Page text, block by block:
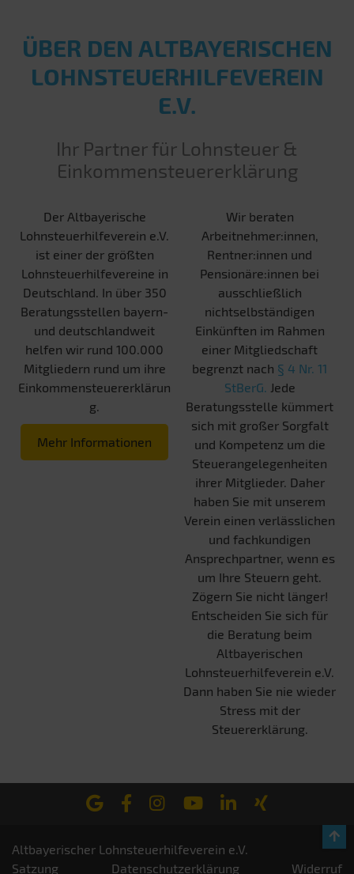
ÜBER DEN ALT­BAYERISCHEN
LOHN­STEUER­HILFE­VEREIN
E.V.
Ihr Partner für Lohnsteuer &
Einkommensteuererklärung
Der Altbayerische
Lohnsteuerhilfeverein e.V.
ist einer der größten
Lohnsteuerhilfevereine in
Deutschland. In über 350
Beratungsstellen bayern-
und deutschlandweit
helfen wir rund 100.000
Mitgliedern rund um ihre
Einkommensteuererklärun
g.
Mehr Informationen
Wir beraten
Arbeitnehmer:innen,
Rentner:innen und
Pensionäre:innen bei
ausschließlich
nichtselbständigen
Einkünften im Rahmen
einer Mitgliedschaft
begrenzt nach § 4 Nr. 11
StBerG. Jede
Beratungsstelle kümmert
sich mit großer Sorgfalt
und Kompetenz um die
Steuerangelegenheiten
ihrer Mitglieder. Daher
haben Sie mit unserem
Verein einen verlässlichen
und fachkundigen
Ansprechpartner, wenn es
um Ihre Steuern geht.
Zögern Sie nicht länger!
Entscheiden Sie sich für
die Beratung beim
Altbayerischen
Lohnsteuerhilfeverein e.V.
Dann haben Sie nie wieder
Stress mit der
Steuererklärung.
Altbayerischer Lohnsteuerhilfeverein e.V.
Satzung
Datenschutzerklärung Widerruf